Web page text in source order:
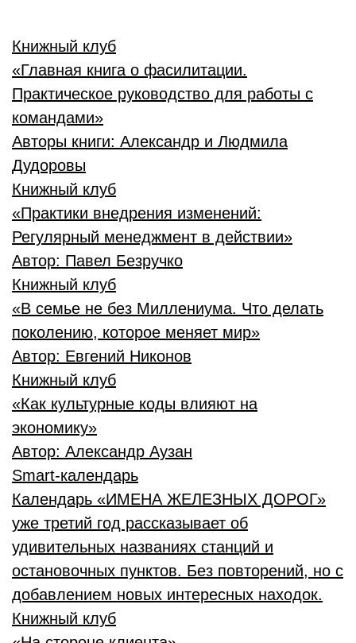
Книжный клуб
«Главная книга о фасилитации.
Практическое руководство для работы с
командами»
Авторы книги: Александр и Людмила
Дудоровы
Книжный клуб
«Практики внедрения изменений:
Регулярный менеджмент в действии»
Автор: Павел Безручко
Книжный клуб
«В семье не без Миллениума. Что делать
поколению, которое меняет мир»
Автор: Евгений Никонов
Книжный клуб
«Как культурные коды влияют на
экономику»
Автор: Александр Аузан
Smart-календарь
Календарь «ИМЕНА ЖЕЛЕЗНЫХ ДОРОГ»
уже третий год рассказывает об
удивительных названиях станций и
остановочных пунктов. Без повторений, но с
добавлением новых интересных находок.
Книжный клуб